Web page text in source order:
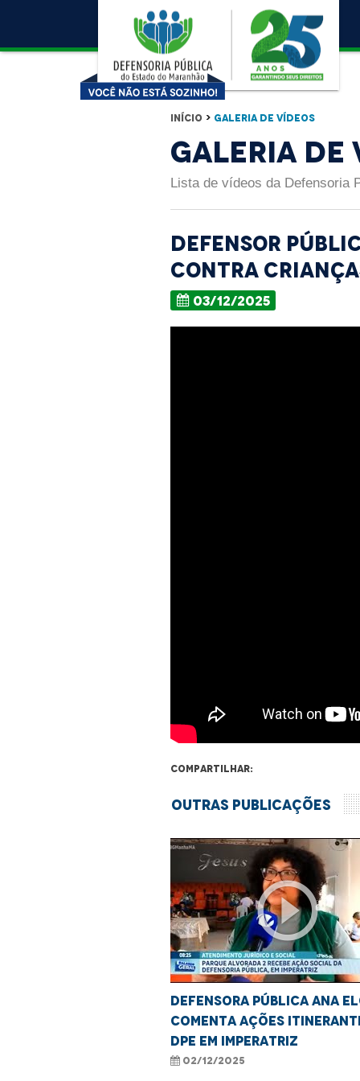
Início > Galeria de Vídeos
Galeria de
Lista de vídeos da Defensoria
Defensor
contra
03/12/2025
Compartilhar:
Outras Publicações
play_circle_outline
Defensora pública Ana
comenta ações
DPE em Imperatriz
02/12/2025